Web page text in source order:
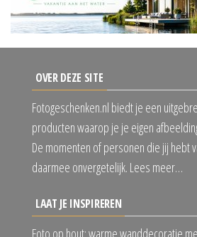
OVER DEZE SITE
Fotogeschenken.nl biedt je een
producten waarop je je eigen
De momenten of personen die jij hebt
daarmee onvergetelijk. Lees meer…
LAAT JE INSPIREREN